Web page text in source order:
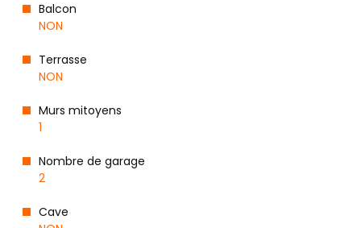
Balcon
NON
Terrasse
NON
Murs mitoyens
1
Nombre de garage
2
Cave